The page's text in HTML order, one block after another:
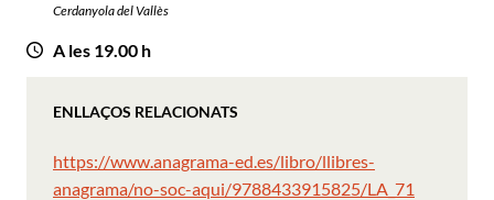
Cerdanyola del Vallès
A les 19.00 h
ENLLAÇOS RELACIONATS
https://www.anagrama-ed.es/libro/llibres-
anagrama/no-soc-aqui/9788433915825/LA_71